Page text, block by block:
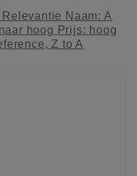
Relevantie Naam: A
hoog Prijs: hoog
Z to A